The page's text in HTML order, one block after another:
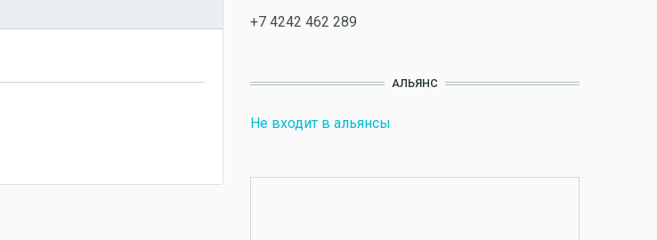
+7 4242 462 289
АЛЬЯНС
Не входит в альянсы